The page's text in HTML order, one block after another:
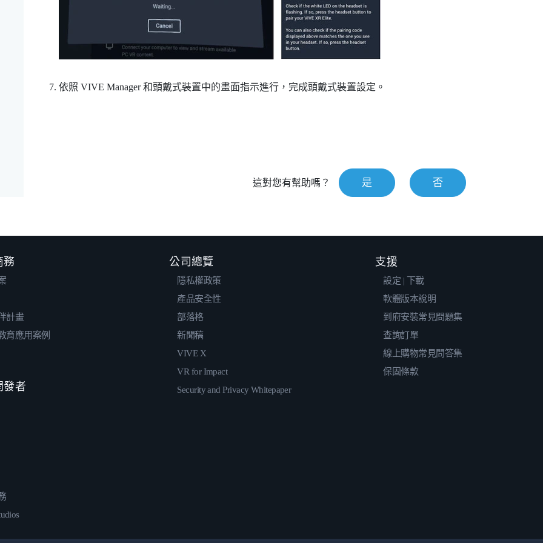
依照 VIVE Manager和頭戴式裝置中的畫面指示進行，完成頭戴式裝置設定。
這對您有幫助嗎？ 是 否
務
計畫
育應用案例
發者
公司總覽
隱私權政策
產品安全性
部落格
新聞稿
VIVE X
VR for Impact
Security and Privacy Whitepaper
支援
設定 | 下載
軟體版本說明
到府安裝常見問題集
查詢訂單
線上購物常見問答集
保固條款